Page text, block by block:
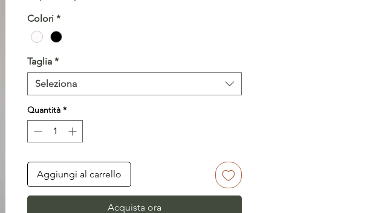
Colori *
Taglia *
Seleziona
Quantità *
Aggiungi al carrello
Acquista ora